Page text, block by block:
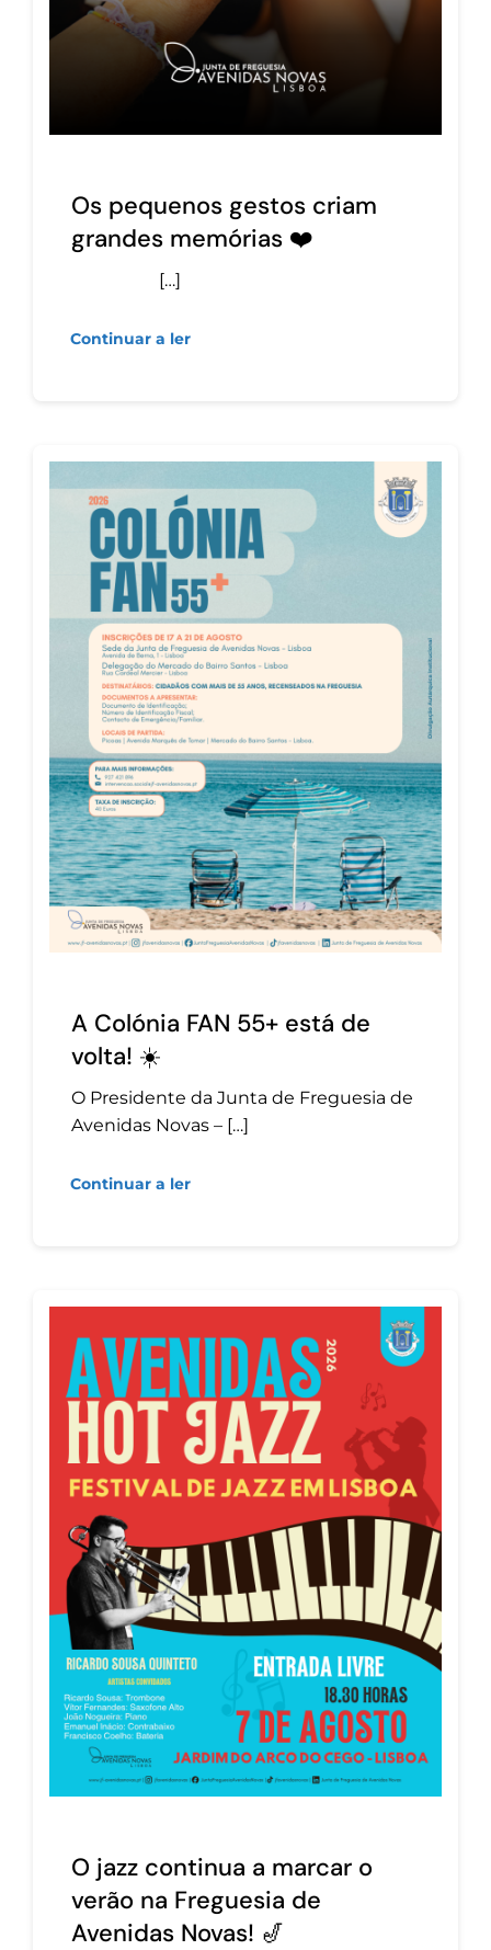
Os pequenos gestos criam
grandes memórias ❤️
[…]
Continuar a ler
A Colónia FAN 55+ está de
volta! ☀️
O Presidente da Junta de Freguesia de
Avenidas Novas – […]
Continuar a ler
O jazz continua a marcar o
verão na Freguesia de
Avenidas Novas! 🎷